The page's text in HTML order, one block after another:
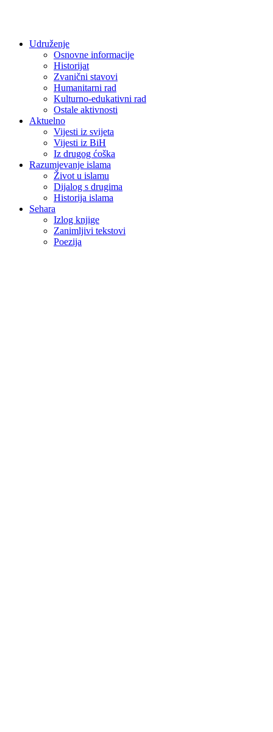
Udruženje
Osnovne informacije
Historijat
Zvanični stavovi
Humanitarni rad
Kulturno-edukativni rad
Ostale aktivnosti
Aktuelno
Vijesti iz svijeta
Vijesti iz BiH
Iz drugog ćoška
Razumjevanje islama
Život u islamu
Dijalog s drugima
Historija islama
Sehara
Izlog knjige
Zanimljivi tekstovi
Poezija